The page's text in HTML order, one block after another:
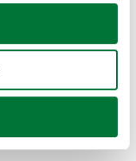
geográfica
activamente
(huellas
se procesan sus